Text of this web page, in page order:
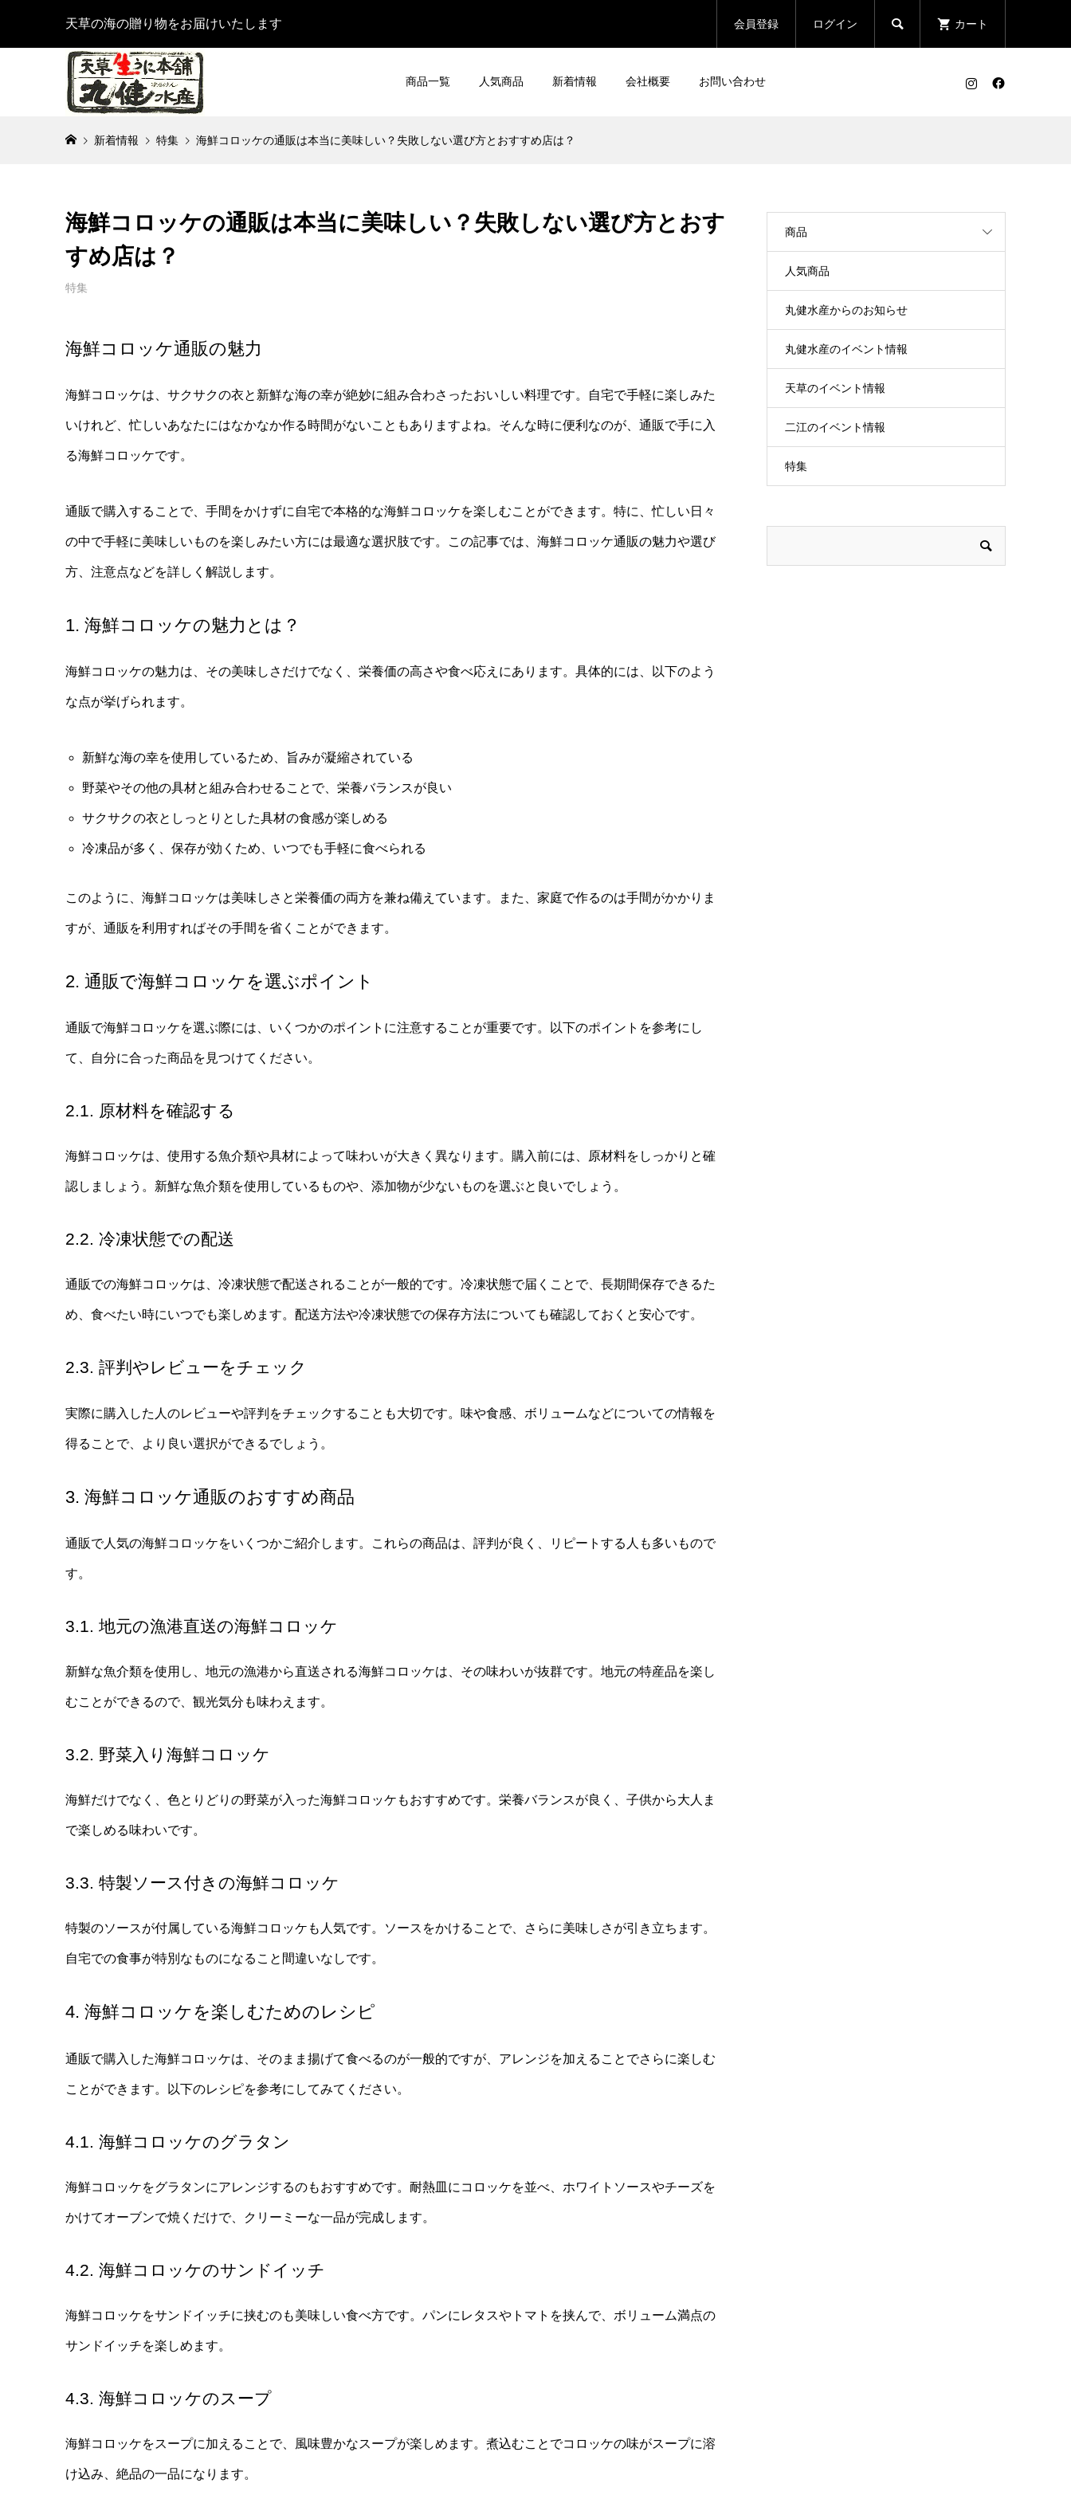
天草の海の贈り物をお届けいたします 会員登録 ログイン  カート
商品一覧 人気商品 新着情報 会社概要 お問い合わせ
新着情報 特集 海鮮コロッケの通販は本当に美味しい？失敗しない選び方とおすすめ店は？
海鮮コロッケの通販は本当に美味しい？失敗しない選び方とおす
すめ店は？
特集
海鮮コロッケ通販の魅力
海鮮コロッケは、サクサクの衣と新鮮な海の幸が絶妙に組み合わさったおいしい料理です。自宅で手軽に楽しみた
いけれど、忙しいあなたにはなかなか作る時間がないこともありますよね。そんな時に便利なのが、通販で手に入
る海鮮コロッケです。
通販で購入することで、手間をかけずに自宅で本格的な海鮮コロッケを楽しむことができます。特に、忙しい日々
の中で手軽に美味しいものを楽しみたい方には最適な選択肢です。この記事では、海鮮コロッケ通販の魅力や選び
方、注意点などを詳しく解説します。
1. 海鮮コロッケの魅力とは？
海鮮コロッケの魅力は、その美味しさだけでなく、栄養価の高さや食べ応えにあります。具体的には、以下のよう
な点が挙げられます。
新鮮な海の幸を使用しているため、旨みが凝縮されている
野菜やその他の具材と組み合わせることで、栄養バランスが良い
サクサクの衣としっとりとした具材の食感が楽しめる
冷凍品が多く、保存が効くため、いつでも手軽に食べられる
このように、海鮮コロッケは美味しさと栄養価の両方を兼ね備えています。また、家庭で作るのは手間がかかりま
すが、通販を利用すればその手間を省くことができます。
2. 通販で海鮮コロッケを選ぶポイント
通販で海鮮コロッケを選ぶ際には、いくつかのポイントに注意することが重要です。以下のポイントを参考にし
て、自分に合った商品を見つけてください。
2.1. 原材料を確認する
海鮮コロッケは、使用する魚介類や具材によって味わいが大きく異なります。購入前には、原材料をしっかりと確
認しましょう。新鮮な魚介類を使用しているものや、添加物が少ないものを選ぶと良いでしょう。
2.2. 冷凍状態での配送
通販での海鮮コロッケは、冷凍状態で配送されることが一般的です。冷凍状態で届くことで、長期間保存できるた
め、食べたい時にいつでも楽しめます。配送方法や冷凍状態での保存方法についても確認しておくと安心です。
2.3. 評判やレビューをチェック
実際に購入した人のレビューや評判をチェックすることも大切です。味や食感、ボリュームなどについての情報を
得ることで、より良い選択ができるでしょう。
3. 海鮮コロッケ通販のおすすめ商品
通販で人気の海鮮コロッケをいくつかご紹介します。これらの商品は、評判が良く、リピートする人も多いもので
す。
3.1. 地元の漁港直送の海鮮コロッケ
新鮮な魚介類を使用し、地元の漁港から直送される海鮮コロッケは、その味わいが抜群です。地元の特産品を楽し
むことができるので、観光気分も味わえます。
3.2. 野菜入り海鮮コロッケ
海鮮だけでなく、色とりどりの野菜が入った海鮮コロッケもおすすめです。栄養バランスが良く、子供から大人ま
で楽しめる味わいです。
3.3. 特製ソース付きの海鮮コロッケ
特製のソースが付属している海鮮コロッケも人気です。ソースをかけることで、さらに美味しさが引き立ちます。
自宅での食事が特別なものになること間違いなしです。
4. 海鮮コロッケを楽しむためのレシピ
通販で購入した海鮮コロッケは、そのまま揚げて食べるのが一般的ですが、アレンジを加えることでさらに楽しむ
ことができます。以下のレシピを参考にしてみてください。
4.1. 海鮮コロッケのグラタン
海鮮コロッケをグラタンにアレンジするのもおすすめです。耐熱皿にコロッケを並べ、ホワイトソースやチーズを
かけてオーブンで焼くだけで、クリーミーな一品が完成します。
4.2. 海鮮コロッケのサンドイッチ
海鮮コロッケをサンドイッチに挟むのも美味しい食べ方です。パンにレタスやトマトを挟んで、ボリューム満点の
サンドイッチを楽しめます。
4.3. 海鮮コロッケのスープ
海鮮コロッケをスープに加えることで、風味豊かなスープが楽しめます。煮込むことでコロッケの味がスープに溶
け込み、絶品の一品になります。
商品
人気商品
丸健水産からのお知らせ
丸健水産のイベント情報
天草のイベント情報
二江のイベント情報
特集